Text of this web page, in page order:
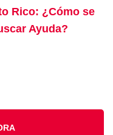
Rico: ¿Cómo se
Ayuda?